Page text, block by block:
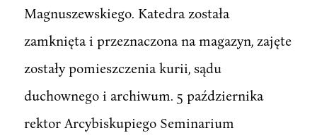
Magnuszewskiego. Katedra została
zamknięta i przeznaczona na magazyn, zajęte
zostały pomieszczenia kurii, sądu
duchownego i archiwum. 5 października
rektor Arcybiskupiego Seminarium